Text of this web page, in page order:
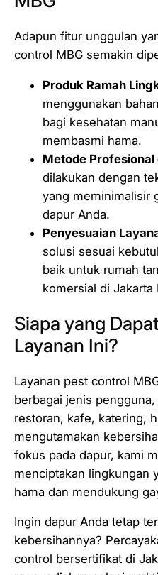
Adapun fitur unggulan
control MBG semakin
Produk Ramah
menggunakan
bagi kesehatan
membasmi hama.
Metode Profesional
dilakukan dengan
yang meminimalisir
dapur Anda.
Penyesuaian
solusi sesuai
baik untuk rumah
komersial di Jakarta
Siapa yang
Layanan Ini?
Layanan pest control
berbagai jenis
restoran, kafe, katering,
mengutamakan
fokus pada dapur, kami
menciptakan lingkungan
hama dan mendukung
Ingin dapur Anda tetap
kebersihannya?
control bersertifikat di